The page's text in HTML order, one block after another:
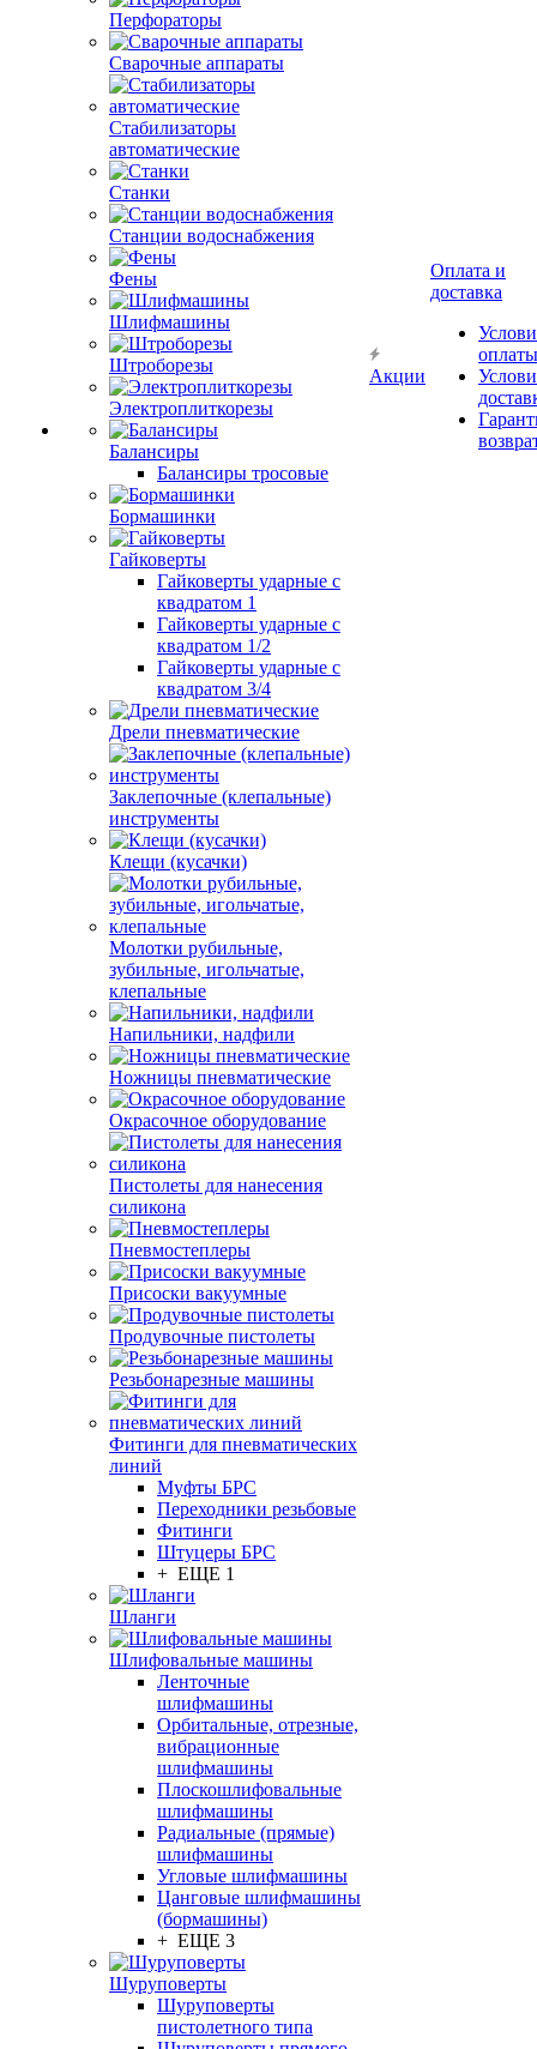
Перфораторы
Сварочные аппараты
Стабилизаторы
автоматические
Станки
Станции водоснабжения
Фены
Шлифмашины
Штроборезы
Электроплиткорезы
Балансиры
Балансиры тросовые
Бормашинки
Гайковерты
Гайковерты ударные с
квадратом 1
Гайковерты ударные с
квадратом 1/2
Гайковерты ударные с
квадратом 3/4
Дрели пневматические
Заклепочные (клепальные)
инструменты
Клещи (кусачки)
Молотки рубильные,
зубильные, игольчатые,
клепальные
Напильники, надфили
Ножницы пневматические
Окрасочное оборудование
Пистолеты для нанесения
силикона
Пневмостеплеры
Присоски вакуумные
Продувочные пистолеты
Резьбонарезные машины
Фитинги для пневматических
линий
Муфты БРС
Переходники резьбовые
Фитинги
Штуцеры БРС
+ ЕЩЕ 1
Шланги
Шлифовальные машины
Ленточные
шлифмашины
Орбитальные, отрезные,
вибрационные
шлифмашины
Плоскошлифовальные
шлифмашины
Радиальные (прямые)
шлифмашины
Угловые шлифмашины
Цанговые шлифмашины
(бормашины)
+ ЕЩЕ 3
Шуруповерты
Шуруповерты
пистолетного типа
Акции
Оплата и
доставка
оплаты